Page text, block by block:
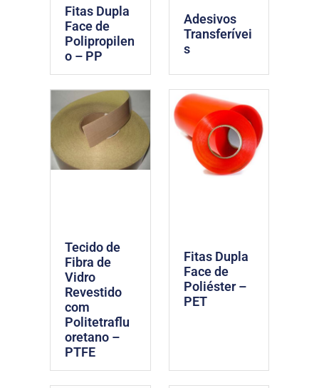
Fitas Dupla
Face de
Polipropilen
o – PP
Adesivos
Transferívei
s
Tecido de
Fibra de
Vidro
Revestido
com
Politetraflu
oretano –
PTFE
Fitas Dupla
Face de
Poliéster –
PET